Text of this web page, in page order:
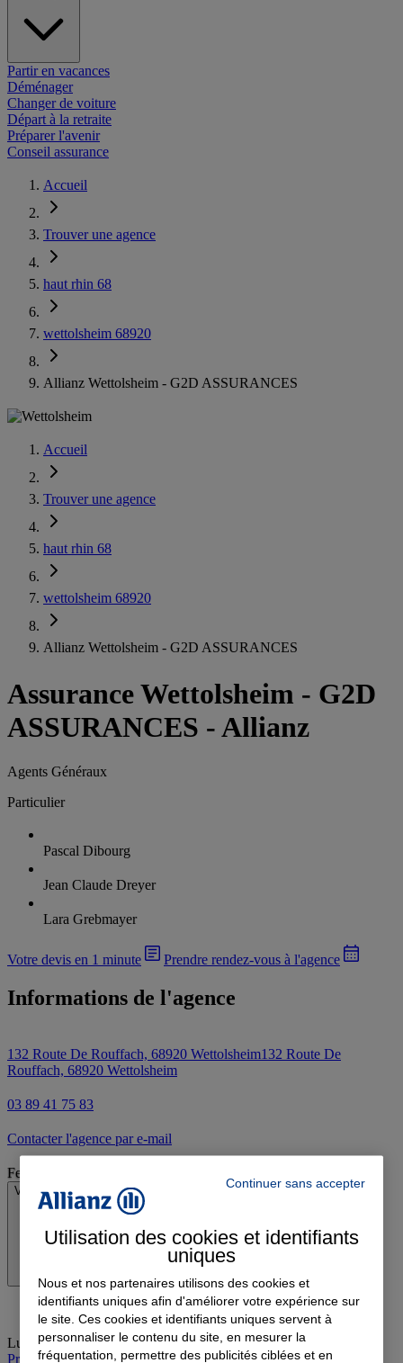
Partir en vacances
Déménager
Changer de voiture
Départ à la retraite
Préparer l'avenir
Conseil assurance
Accueil
Trouver une agence
haut rhin 68
wettolsheim 68920
Allianz Wettolsheim - G2D ASSURANCES
Accueil
Trouver une agence
haut rhin 68
wettolsheim 68920
Allianz Wettolsheim - G2D ASSURANCES
Assurance Wettolsheim - G2D
ASSURANCES - Allianz
Agents Généraux
Particulier
Pascal Dibourg
Jean Claude Dreyer
Lara Grebmayer
Votre devis en 1 minute Prendre rendez-vous à l'agence
Informations de l'agence
132 Route De Rouffach, 68920 Wettolsheim132 Route De
Rouffach, 68920 Wettolsheim
03 89 41 75 83
Contacter l'agence par e-mail
Fermé
Voir les horaires
Lundi: 08:30-12:00, 13:30-17:00
Prendre rendez-vous à l'agence
Continuer sans accepter
Utilisation des cookies et identifiants
uniques
Nous et nos partenaires utilisons des cookies et
identifiants uniques afin d'améliorer votre expérience sur
le site. Ces cookies et identifiants uniques servent à
personnaliser le contenu du site, en mesurer la
fréquentation, permettre des publicités ciblées et en